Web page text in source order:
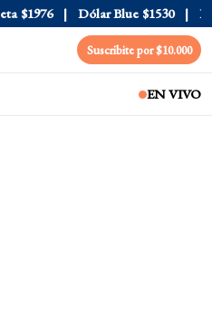
$1976 Dólar Blue $1530
Suscribite por $10.000
EN VIVO